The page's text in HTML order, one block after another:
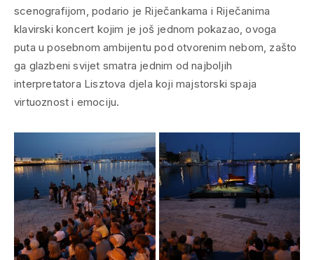
scenografijom, podario je Riječankama i Riječanima
klavirski koncert kojim je još jednom pokazao, ovoga
puta u posebnom ambijentu pod otvorenim nebom, zašto
ga glazbeni svijet smatra jednim od najboljih
interpretatora Lisztova djela koji majstorski spaja
virtuoznost i emociju.